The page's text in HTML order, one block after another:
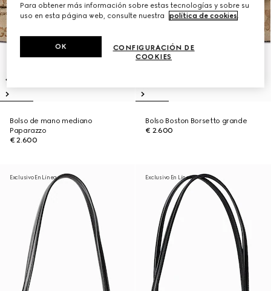
Bolso de mano mediano
Paparazzo
€ 2.600
Bolso Boston Borsetto grande
€ 2.600
Exclusivo En Línea Exclusivo En Línea
Para obtener más información sobre estas tecnologías y sobre su
uso en esta página web, consulte nuestra
política de cookies
CONFIGURACIÓN DE
COOKIES
OK